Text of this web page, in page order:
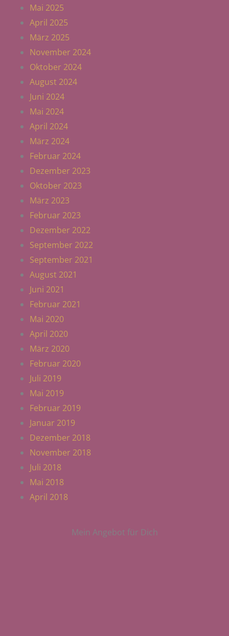
Mai 2025
April 2025
März 2025
November 2024
Oktober 2024
August 2024
Juni 2024
Mai 2024
April 2024
März 2024
Februar 2024
Dezember 2023
Oktober 2023
März 2023
Februar 2023
Dezember 2022
September 2022
September 2021
August 2021
Juni 2021
Februar 2021
Mai 2020
April 2020
März 2020
Februar 2020
Juli 2019
Mai 2019
Februar 2019
Januar 2019
Dezember 2018
November 2018
Juli 2018
Mai 2018
April 2018
Mein Angebot für Dich